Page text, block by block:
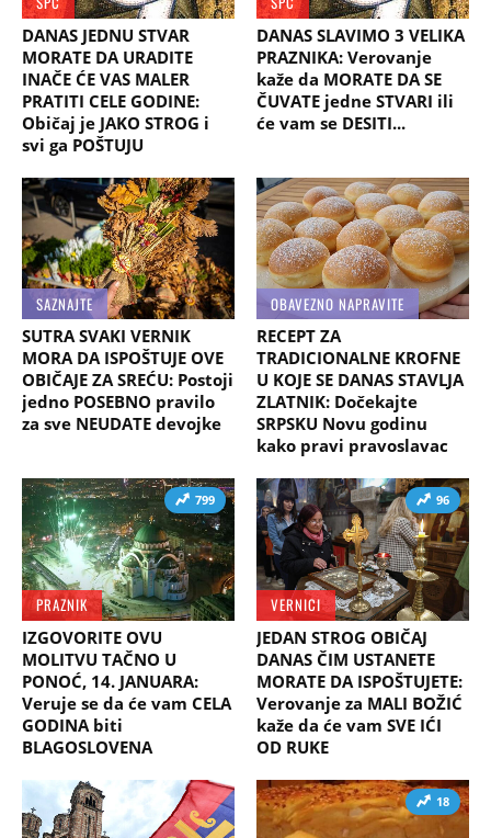
DANAS JEDNU STVAR
MORATE DA URADITE
INAČE ĆE VAS MALER
PRATITI CELE GODINE:
Običaj je JAKO STROG i
svi ga POŠTUJU
DANAS SLAVIMO 3 VELIKA
PRAZNIKA: Verovanje
kaže da MORATE DA SE
ČUVATE jedne STVARI ili
će vam se DESITI...
SAZNAJTE
SUTRA SVAKI VERNIK
MORA DA ISPOŠTUJE OVE
OBIČAJE ZA SREĆU: Postoji
jedno POSEBNO pravilo
za sve NEUDATE devojke
OBAVEZNO NAPRAVITE
RECEPT ZA
TRADICIONALNE KROFNE
U KOJE SE DANAS STAVLJA
ZLATNIK: Dočekajte
SRPSKU Novu godinu
kako pravi pravoslavac
799
PRAZNIK
IZGOVORITE OVU
MOLITVU TAČNO U
PONOĆ, 14. JANUARA:
Veruje se da će vam CELA
GODINA biti
BLAGOSLOVENA
96
VERNICI
JEDAN STROG OBIČAJ
DANAS ČIM USTANETE
MORATE DA ISPOŠTUJETE:
Verovanje za MALI BOŽIĆ
kaže da će vam SVE IĆI
OD RUKE
18